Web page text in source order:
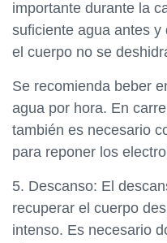
importante durante la
suficiente agua antes
el cuerpo no se
Se recomienda beber
agua por hora. En
también es necesario
para reponer los
5. Descanso: El
recuperar el cuerpo
intenso. Es necesario